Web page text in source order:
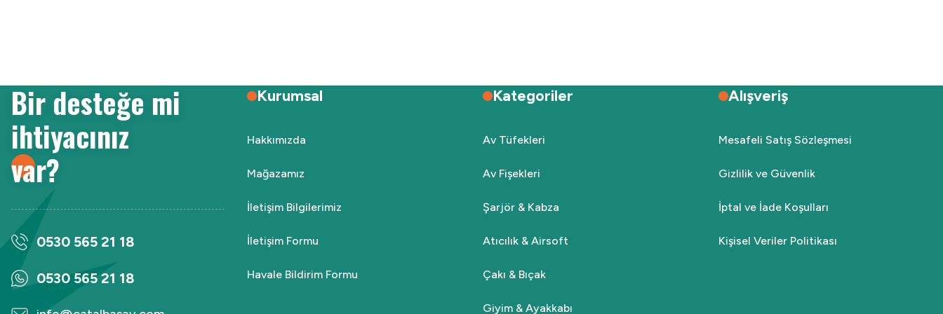
Bu ürüne benzer farklı alternatifler olmalı.
Bir desteğe mi
ihtiyacınız
var?
0530 565 21 18
0530 565 21 18
Kurumsal
Hakkımızda
Mağazamız
İletişim Bilgilerimiz
İletişim Formu
Havale Bildirim Formu
Kategoriler
Av Tüfekleri
Av Fişekleri
Şarjör & Kabza
Atıcılık & Airsoft
Çakı & Bıçak
Giyim & Ayakkabı
Alışveriş
Mesafeli Satış Sözleşmesi
Gizlilik ve Güvenlik
İptal ve İade Koşulları
Kişisel Veriler Politikası